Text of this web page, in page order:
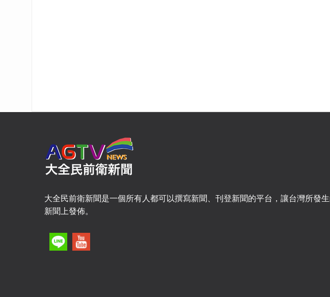
大全民前衛新聞是一個所有人都可以撰寫新聞、刊登新聞的平台，讓台灣所發
新聞上發佈。